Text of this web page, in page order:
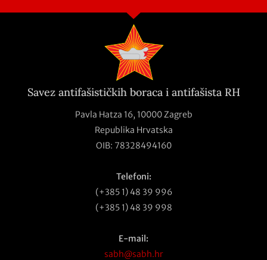
Savez antifašističkih boraca i antifašista RH
Pavla Hatza 16, 10000 Zagreb
Republika Hrvatska
OIB: 78328494160
Telefoni:
(+385 1) 48 39 996
(+385 1) 48 39 998
E-mail:
sabh@sabh.hr